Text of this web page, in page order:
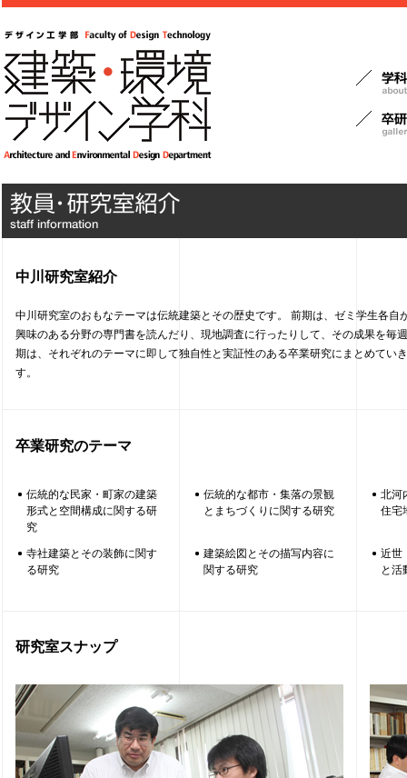
中川研究室紹介
中川研究室のおもなテーマは伝統建築とその歴史です。 前期は、ゼミ学生各
興味のある分野の専門書を読んだり、現地調査に行ったりして、その成果を毎
期は、それぞれのテーマに即して独自性と実証性のある卒業研究にまとめてい
す。
卒業研究のテーマ
伝統的な民家・町家の建築
形式と空間構成に関する研
究
伝統的な都市・集落の景観
とまちづくりに関する研究
北河
住宅
寺社建築とその装飾に関す
る研究
建築絵図とその描写内容に
関する研究
近世
と活
研究室スナップ